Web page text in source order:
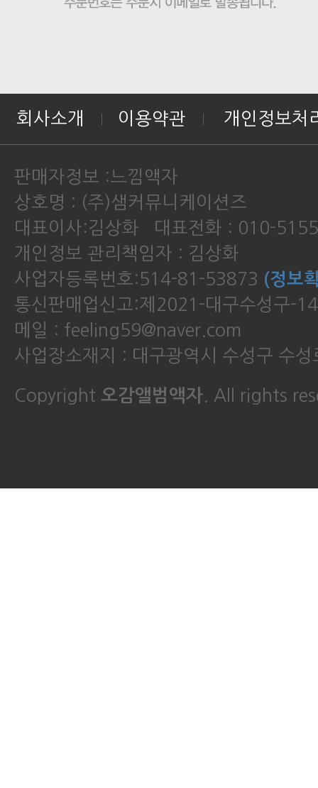
회사소개 이용약관 개인정보처
판매자정보 :느낌액자
상호명 : (주)샘커뮤니케이션즈
대표이사:김상화 대표전화 : 010-
개인정보 관리책임자 : 김상화
사업자등록번호:514-81-53873 (정보
통신판매업신고:제2021-대구수성구-
메일 : feeling59@naver.com
사업장소재지 : 대구광역시 수성구 수
Copyright 오감앨범액자. All rights